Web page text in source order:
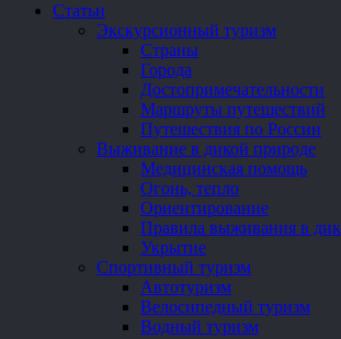
Статьи
Экскурсионный туризм
Страны
Города
Достопримечательности
Маршруты путешествий
Путешествия по России
Выживание в дикой природе
Медицинская помощь
Огонь, тепло
Ориентирование
Правила выживания в
Укрытие
Спортивный туризм
Автотуризм
Велосипедный туризм
Водный туризм